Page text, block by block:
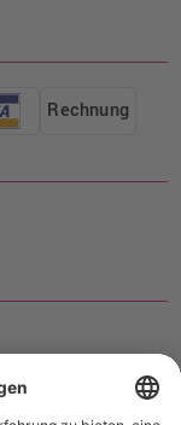
Rechnung
sich ein Warenwert